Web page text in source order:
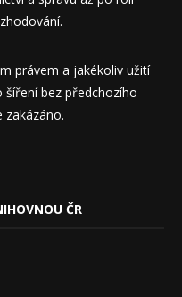
právem a jakékoliv užití
šíření bez předchozího
zakázáno.
ČR